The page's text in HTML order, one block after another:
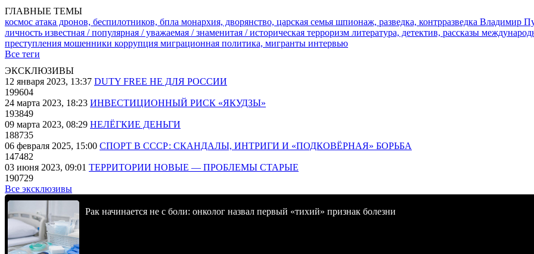
ГЛАВНЫЕ ТЕМЫ
космос атака дронов, беспилотников, бпла монархия, дворянство, царская семья шпионаж, разведка, контрразведка Владимир
личность известная / популярная / уважаемая / знаменитая / историческая терроризм литература, детектив, рассказы
преступления мошенники коррупция миграционная политика, мигранты интервью
Все теги
ЭКСКЛЮЗИВЫ
12 января 2023, 13:37 DUTY FREE НЕ ДЛЯ РОССИИ
199604
24 марта 2023, 18:23 ИНВЕСТИЦИОННЫЙ РИСК «ЯКУДЗЫ»
193849
09 марта 2023, 08:29 НЕЛЁГКИЕ ДЕНЬГИ
188735
06 февраля 2025, 15:00 СПОРТ В СССР: СКАНДАЛЫ, ИНТРИГИ И «ПОДКОВЁРНАЯ» БОРЬБА
147482
03 июня 2023, 09:01 ТЕРРИТОРИИ НОВЫЕ — ПРОБЛЕМЫ СТАРЫЕ
190729
Все эксклюзивы
Рак начинается не с боли: онколог назвал первый «тихий» признак болезни